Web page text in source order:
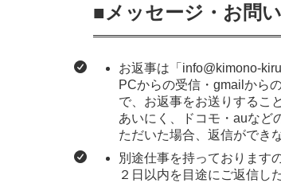
■メッセージ・お問
お返事は「info@kimono-
PCからの受信・gmailから
で、お返事をお送りするこ
あいにく、ドコモ・auなど
ただいた場合、返信ができ
別途仕事を持っております
２日以内を目途にご返信し